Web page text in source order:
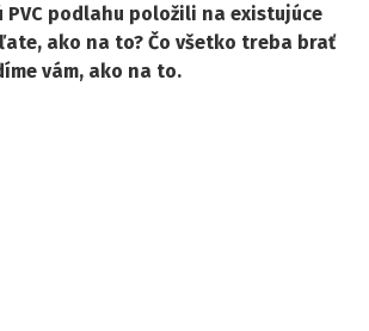
PVC podlahu položili na existujúce
ako na to? Čo všetko treba brať
vám, ako na to.